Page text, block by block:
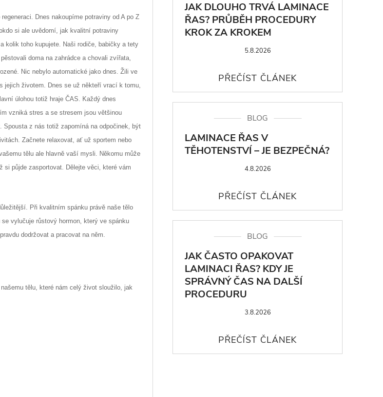
Dnes nakoupíme potraviny od A po Z
si ale uvědomí, jak kvalitní potraviny
kolik toho kupujete. Naši rodiče, babičky a tety
doma na zahrádce a chovali zvířata,
Nic nebylo automatické jako dnes. Žili ve
životem. Dnes se už někteří vrací k tomu,
úlohou totiž hraje ČAS. Každý dnes
vzniká stres a se stresem jsou většinou
z nás totiž zapomíná na odpočinek, být
Začnete relaxovat, ať už sportem nebo
tělu ale hlavně vaší mysli. Někomu může
si půjde zasportovat. Dělejte věci, které vám
Při kvalitním spánku právě naše tělo
vylučuje růstový hormon, který ve spánku
dodržovat a pracovat na něm.
tělu, které nám celý život sloužilo, jak
JAK DLOUHO TRVÁ LAMINACE
ŘAS? PRŮBĚH PROCEDURY
KROK ZA KROKEM
5.8.2026
BLOG
LAMINACE ŘAS V
TĚHOTENSTVÍ – JE BEZPEČNÁ?
4.8.2026
BLOG
JAK ČASTO OPAKOVAT
LAMINACI ŘAS? KDY JE
SPRÁVNÝ ČAS NA DALŠÍ
PROCEDURU
3.8.2026